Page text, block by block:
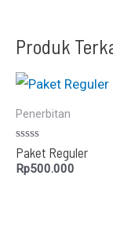
Produk
Penerbitan
Dinilai
0
dari
Paket Reguler
Rp500.000